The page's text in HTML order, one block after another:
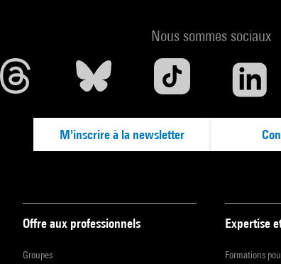
Nous sommes sociaux
M'inscrire à la newsletter
Offre aux professionnels
Groupes
Expertise
Formations